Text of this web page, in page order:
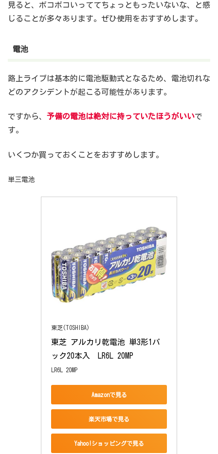
見ると、ボコボコいっててちょっともったいないな、と感
じることが多々あります。ぜひ使用をおすすめします。
電池
路上ライブは基本的に電池駆動式となるため、電池切れな
どのアクシデントが起こる可能性があります。
ですから、 予備の電池は絶対に持っていたほうがいいで
す。
いくつか買っておくことをおすすめします。
単三電池
東芝(TOSHIBA)
東芝 アルカリ乾電池 単3形1パ
ック20本入  LR6L 20MP
LR6L 20MP
Amazonで見る
楽天市場で見る
Yahoo!ショッピングで見る